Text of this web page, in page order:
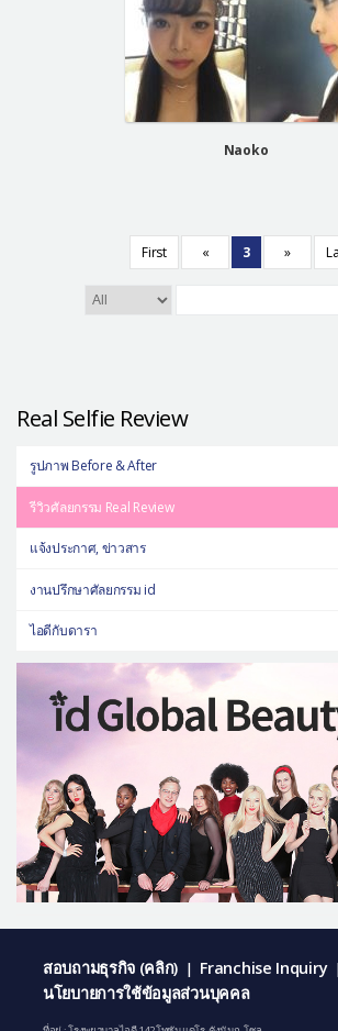
Naoko
First « 3 »
Real Selfie Review
รูปภาพ Before & After
รีวิวศัลยกรรม Real Review
แจ้งประกาศ, ข่าวสาร
งานปรึกษาศัลยกรรม id
ไอดีกับดารา
สอบถามธุรกิจ (คลิก) | Franchise Inquiry
นโยบายการใช้ข้อมูลส่วนบุคคล